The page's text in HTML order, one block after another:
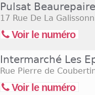
Pulsat Beaurepaire
17 Rue De La
Voir le numéro
Intermarché Les
Rue Pierre de
Voir le numéro